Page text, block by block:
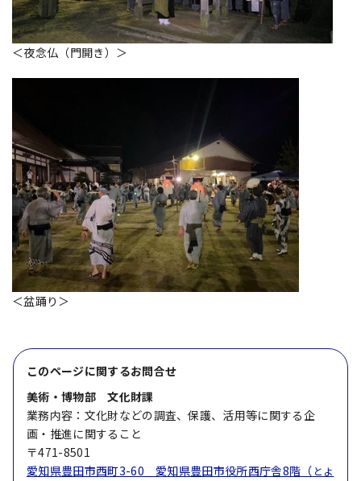
＜夜念仏（門開き）＞
＜盆踊り＞
このページに関するお問合せ
美術・博物部 文化財課
業務内容：文化財などの調査、保護、活用等に関する企
画・推進に関すること
〒471-8501
愛知県豊田市西町3-60 愛知県豊田市役所西庁舎8階（ とよ